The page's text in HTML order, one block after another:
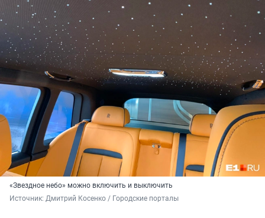
«Звездное небо» можно включить и выключить
Источник: Дмитрий Косенко / Городские порталы